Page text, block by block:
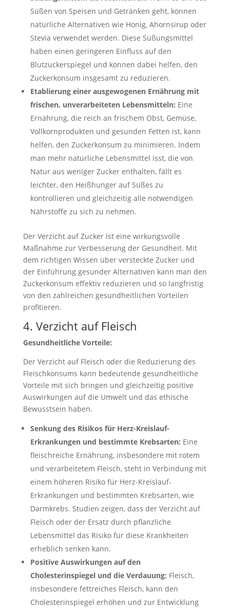
Süßen von Speisen und Getränken geht, können
natürliche Alternativen wie Honig, Ahornsirup oder
Stevia verwendet werden. Diese Süßungsmittel
haben einen geringeren Einfluss auf den
Blutzuckerspiegel und können dabei helfen, den
Zuckerkonsum insgesamt zu reduzieren.
Etablierung einer ausgewogenen Ernährung mit
frischen, unverarbeiteten Lebensmitteln: Eine
Ernährung, die reich an frischem Obst, Gemüse,
Vollkornprodukten und gesunden Fetten ist, kann
helfen, den Zuckerkonsum zu minimieren. Indem
man mehr natürliche Lebensmittel isst, die von
Natur aus weniger Zucker enthalten, fällt es
leichter, den Heißhunger auf Süßes zu
kontrollieren und gleichzeitig alle notwendigen
Nährstoffe zu sich zu nehmen.
Der Verzicht auf Zucker ist eine wirkungsvolle
Maßnahme zur Verbesserung der Gesundheit. Mit
dem richtigen Wissen über versteckte Zucker und
der Einführung gesunder Alternativen kann man den
Zuckerkonsum effektiv reduzieren und so langfristig
von den zahlreichen gesundheitlichen Vorteilen
profitieren.
4. Verzicht auf Fleisch
Gesundheitliche Vorteile:
Der Verzicht auf Fleisch oder die Reduzierung des
Fleischkonsums kann bedeutende gesundheitliche
Vorteile mit sich bringen und gleichzeitig positive
Auswirkungen auf die Umwelt und das ethische
Bewusstsein haben.
Senkung des Risikos für Herz-Kreislauf-
Erkrankungen und bestimmte Krebsarten: Eine
fleischreiche Ernährung, insbesondere mit rotem
und verarbeitetem Fleisch, steht in Verbindung mit
einem höheren Risiko für Herz-Kreislauf-
Erkrankungen und bestimmten Krebsarten, wie
Darmkrebs. Studien zeigen, dass der Verzicht auf
Fleisch oder der Ersatz durch pflanzliche
Lebensmittel das Risiko für diese Krankheiten
erheblich senken kann.
Positive Auswirkungen auf den
Cholesterinspiegel und die Verdauung: Fleisch,
insbesondere fettreiches Fleisch, kann den
Cholesterinspiegel erhöhen und zur Entwicklung